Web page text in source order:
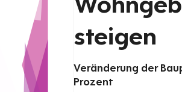
steigen
Veränderung der
Prozent